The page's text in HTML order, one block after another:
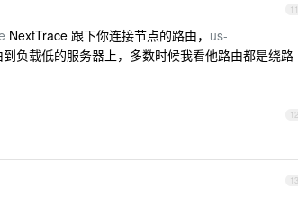
11
NextTrace 跟下你连接节点的路由， us-
负载低的服务器上，多数时候我看他路由都是绕路
12
13